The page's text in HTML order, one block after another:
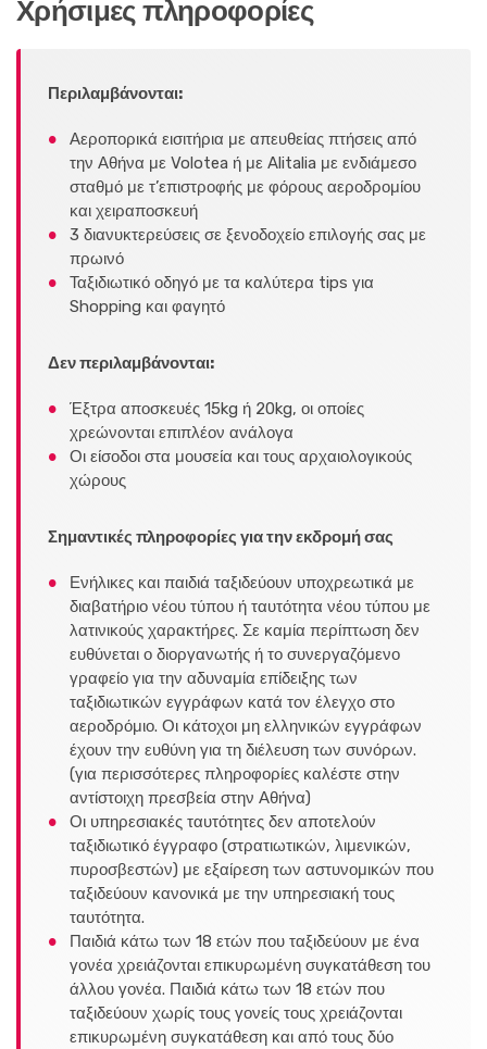
Χρήσιμες πληροφορίες
Περιλαμβάνονται:
Αεροπορικά εισιτήρια με απευθείας πτήσεις από
την Αθήνα με Volotea ή με Alitalia με ενδιάμεσο
σταθμό με τ’επιστροφής με φόρους αεροδρομίου
και χειραποσκευή
3 διανυκτερεύσεις σε ξενοδοχείο επιλογής σας με
πρωινό
Ταξιδιωτικό οδηγό με τα καλύτερα tips για
Shopping και φαγητό
Δεν περιλαμβάνονται:
Έξτρα αποσκευές 15kg ή 20kg, οι οποίες
χρεώνονται επιπλέον ανάλογα
Οι είσοδοι στα μουσεία και τους αρχαιολογικούς
χώρους
Σημαντικές πληροφορίες για την εκδρομή σας
Ενήλικες και παιδιά ταξιδεύουν υποχρεωτικά με
διαβατήριο νέου τύπου ή ταυτότητα νέου τύπου με
λατινικούς χαρακτήρες. Σε καμία περίπτωση δεν
ευθύνεται ο διοργανωτής ή το συνεργαζόμενο
γραφείο για την αδυναμία επίδειξης των
ταξιδιωτικών εγγράφων κατά τον έλεγχο στο
αεροδρόμιο. Οι κάτοχοι μη ελληνικών εγγράφων
έχουν την ευθύνη για τη διέλευση των συνόρων.
(για περισσότερες πληροφορίες καλέστε στην
αντίστοιχη πρεσβεία στην Αθήνα)
Οι υπηρεσιακές ταυτότητες δεν αποτελούν
ταξιδιωτικό έγγραφο (στρατιωτικών, λιμενικών,
πυροσβεστών) με εξαίρεση των αστυνομικών που
ταξιδεύουν κανονικά με την υπηρεσιακή τους
ταυτότητα.
Παιδιά κάτω των 18 ετών που ταξιδεύουν με ένα
γονέα χρειάζονται επικυρωμένη συγκατάθεση του
άλλου γονέα. Παιδιά κάτω των 18 ετών που
ταξιδεύουν χωρίς τους γονείς τους χρειάζονται
επικυρωμένη συγκατάθεση και από τους δύο